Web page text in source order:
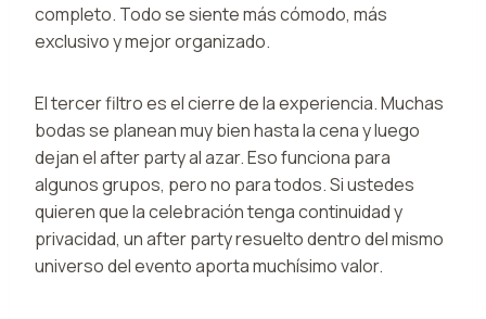
completo. Todo se siente más cómodo, más
exclusivo y mejor organizado.
El tercer filtro es el cierre de la experiencia. Muchas
bodas se planean muy bien hasta la cena y luego
dejan el after party al azar. Eso funciona para
algunos grupos, pero no para todos. Si ustedes
quieren que la celebración tenga continuidad y
privacidad, un after party resuelto dentro del mismo
universo del evento aporta muchísimo valor.